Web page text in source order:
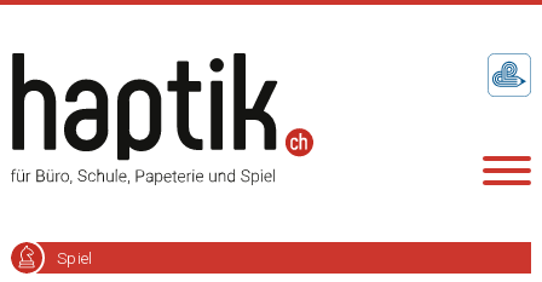
Spiel